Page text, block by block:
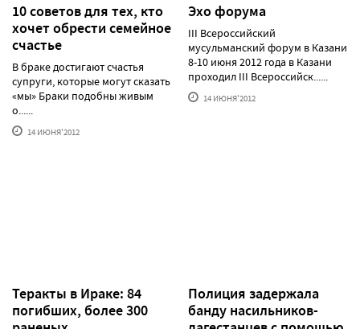
10 советов для тех, кто
хочет обрести семейное
счастье
В браке достигают счастья
супруги, которые могут сказать
«мы» Браки подобны живым
о......
14 ИЮНЯ'2012
Эхо форума
III Всероссийский
мусульманский форум в Казани
8-10 июня 2012 года в Казани
проходил III Всероссийск......
14 ИЮНЯ'2012
Теракты в Ираке: 84
погибших, более 300
Полиция задержала
банду насильников-